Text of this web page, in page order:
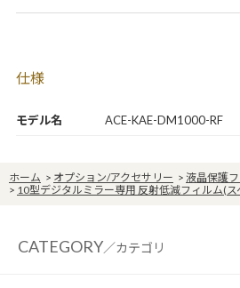
モデル名 ACE-KAE-DM1000-RF
仕様
ホーム > オプション/アクセサリー > 液晶保護
> 10型デジタルミラー専用 反射低減フィルム(ス
CATEGORY／カテゴリ